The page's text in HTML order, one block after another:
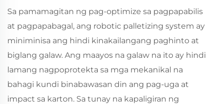
Sa pamamagitan ng pag-optimize sa pagpapabilis
at pagpapabagal, ang robotic palletizing system ay
miniminisa ang hindi kinakailangang paghinto at
biglang galaw. Ang maayos na galaw na ito ay hindi
lamang nagpoprotekta sa mga mekanikal na
bahagi kundi binabawasan din ang pag-uga at
impact sa karton. Sa tunay na kapaligiran ng